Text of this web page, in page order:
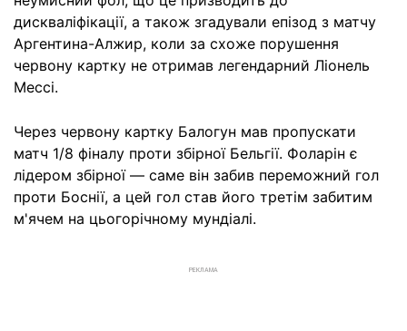
дискваліфікації, а також згадували епізод з матчу
Аргентина-Алжир, коли за схоже порушення
червону картку не отримав легендарний Ліонель
Мессі.
Через червону картку Балогун мав пропускати
матч 1/8 фіналу проти збірної Бельгії. Фоларін є
лідером збірної — саме він забив переможний гол
проти Боснії, а цей гол став його третім забитим
м'ячем на цьогорічному мундіалі.
РЕКЛАМА